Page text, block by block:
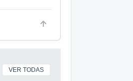
VER TODAS